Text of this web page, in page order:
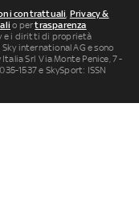
contrattuali, Privacy &
o pertrasparenza
e i diritti di proprietà
international AG e sono
Srl Via Monte Penice, 7 -
1537 e SkySport: ISSN